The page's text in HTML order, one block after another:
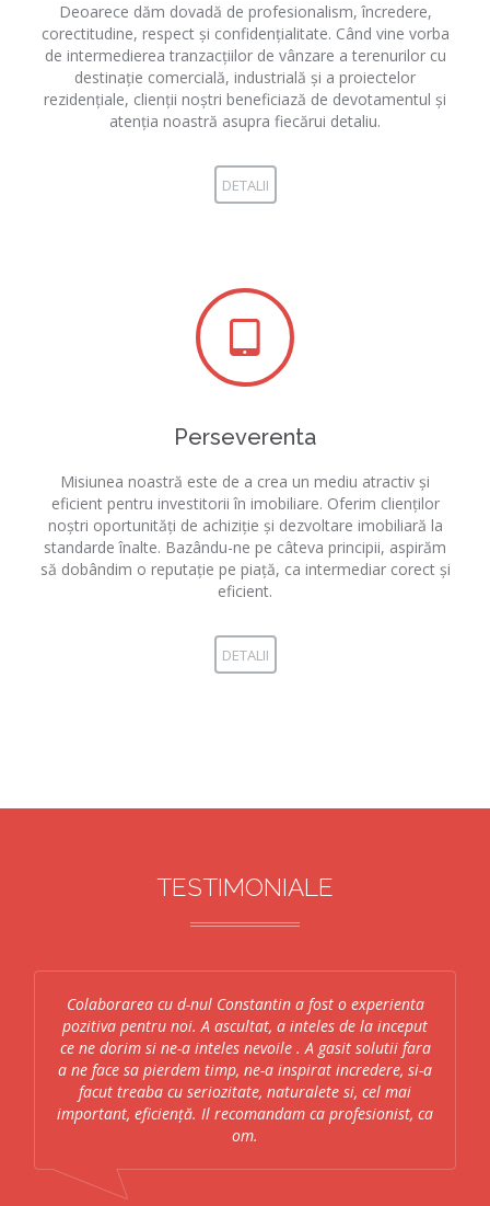
Deoarece dăm dovadă de profesionalism, încredere,
corectitudine, respect și confidențialitate. Când vine vorba
de intermedierea tranzacțiilor de vânzare a terenurilor cu
destinație comercială, industrială și a proiectelor
rezidențiale, clienții noștri beneficiază de devotamentul și
atenția noastră asupra fiecărui detaliu.
DETALII
Perseverenta
Misiunea noastră este de a crea un mediu atractiv și
eficient pentru investitorii în imobiliare. Oferim clienților
noștri oportunități de achiziție și dezvoltare imobiliară la
standarde înalte. Bazându-ne pe câteva principii, aspirăm
să dobândim o reputație pe piață, ca intermediar corect și
eficient.
DETALII
TESTIMONIALE
Colaborarea cu d-nul Constantin a fost o experienta
pozitiva pentru noi. A ascultat, a inteles de la inceput
ce ne dorim si ne-a inteles nevoile . A gasit solutii fara
a ne face sa pierdem timp, ne-a inspirat incredere, si-a
facut treaba cu seriozitate, naturalete si, cel mai
important, eficiență. Il recomandam ca profesionist, ca
om.